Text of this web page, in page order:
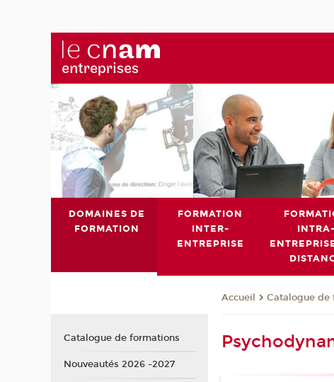
DOMAINES DE
FORMATION
FORMATION
INTER-
ENTREPRISE
INTRA-
Accueil Catalogue de
Catalogue de formations
Nouveautés 2026 -2027